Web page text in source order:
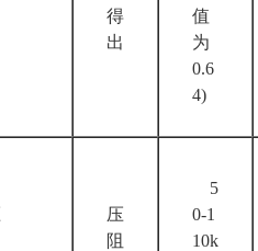
得
出
值
为
0.6
4)
压
阻
5
0-1
10k